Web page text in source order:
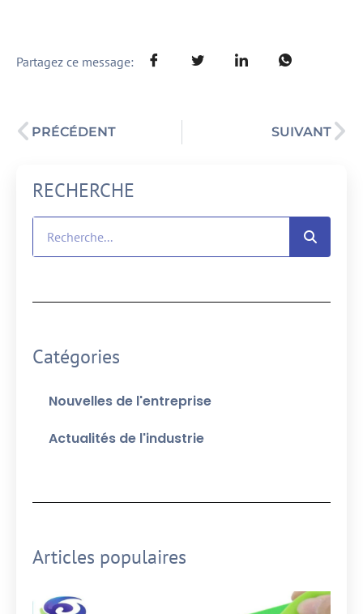
Partagez ce message:
PRÉCÉDENT SUIVANT
RECHERCHE
Catégories
Nouvelles de l'entreprise
Actualités de l'industrie
Articles populaires